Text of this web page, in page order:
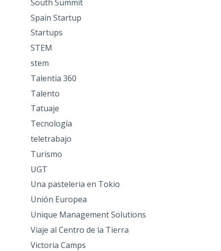
South Summit
Spain Startup
Startups
STEM
stem
Talentia 360
Talento
Tatuaje
Tecnología
teletrabajo
Turismo
UGT
Una pasteleria en Tokio
Unión Europea
Unique Management Solutions
Viaje al Centro de la Tierra
Victoria Camps